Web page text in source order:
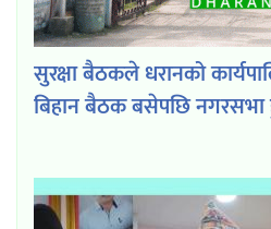
सुरक्षा बैठकले धरानको
बिहान बैठक बसेपछि